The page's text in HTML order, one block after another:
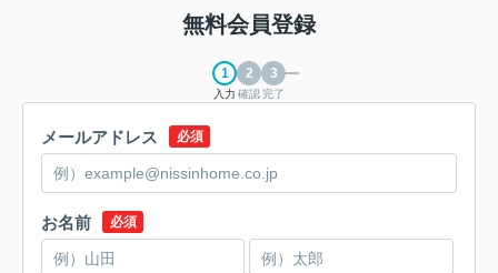
無料会員登録
入力 確認完了
メールアドレス 必須
お名前 必須